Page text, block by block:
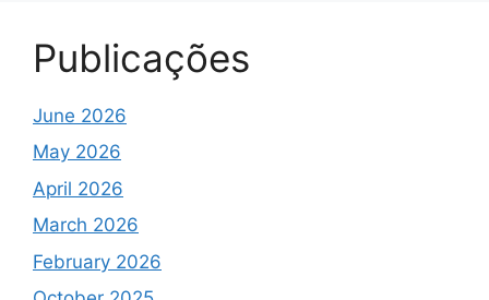
Publicações
June 2026
May 2026
April 2026
March 2026
February 2026